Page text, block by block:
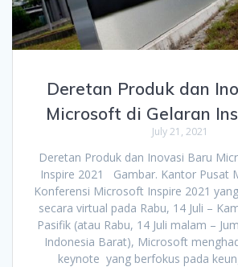
Deretan Produk dan
Microsoft di Gelaran
July 21, 2021
Deretan Produk dan Inovasi Baru
Inspire 2021 Gambar. Kantor Pusat
Konferensi Microsoft Inspire 2021
secara virtual pada Rabu, 14 Juli –
Pasifik (atau Rabu, 14 Juli malam –
Indonesia Barat), Microsoft
keynote yang berfokus pada